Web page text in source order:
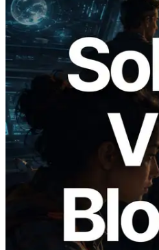
2026.05.24
Validators Solutions
Analyzer — 以 slot
成时间与对应验证者